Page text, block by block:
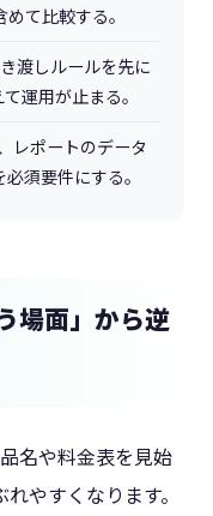
て比較する。
渡しルールを先に
運用が止まる。
レポートのデータ
須要件にする。
場面」から逆
名や料金表を見始
やすくなります。